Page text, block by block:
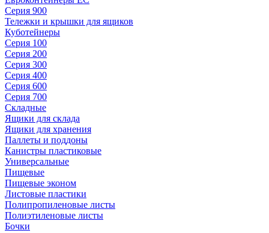
Серия 900
Тележки и крышки для ящиков
Куботейнеры
Серия 100
Серия 200
Серия 300
Серия 400
Серия 600
Серия 700
Складные
Ящики для склада
Ящики для хранения
Паллеты и поддоны
Канистры пластиковые
Универсальные
Пищевые
Пищевые эконом
Листовые пластики
Полипропиленовые листы
Полиэтиленовые листы
Бочки